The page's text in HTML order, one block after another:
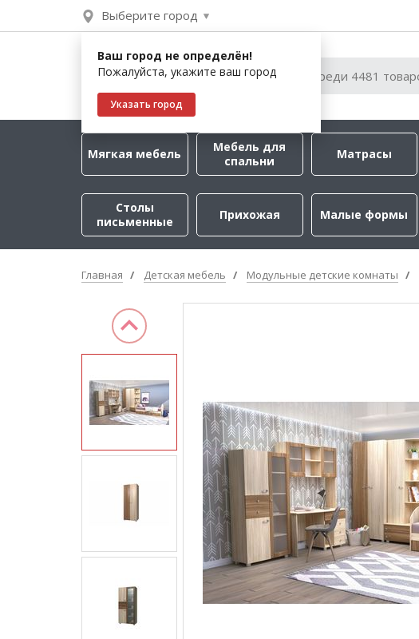
Выберите город
Ваш город не определён!
Пожалуйста, укажите ваш город
Указать город
Мягкая мебель
Мебель для
спальни
Матрасы
Столы
письменные
Прихожая Малые формы
Главная Детская мебель Модульные детские комнаты